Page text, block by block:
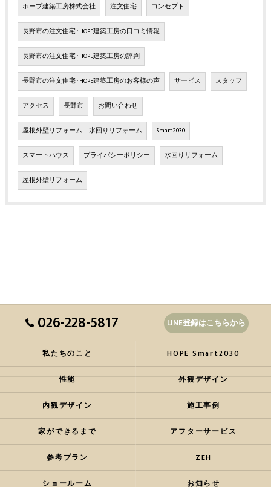
ホープ建築工房株式会社 注文住宅 コンセプト
長野市の注文住宅･HOPE建築工房の口コミ情報
長野市の注文住宅･HOPE建築工房の評判
長野市の注文住宅･HOPE建築工房のお客様の声 サービス スタッフ
アクセス 長野市 お問い合わせ
屋根外壁リフォーム 水回りリフォーム Smart2030
スマートハウス プライバシーポリシー 水回りリフォーム
屋根外壁リフォーム
026-228-5817 LINE登録はこちらから
私たちのこと HOPE Smart2030
性能 外観デザイン
内観デザイン 施工事例
家ができるまで アフターサービス
参考プラン ZEH
ショールーム お知らせ